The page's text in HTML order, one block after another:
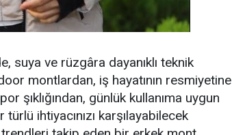
suya ve rüzgâra dayanıklı teknik
montlardan, iş hayatının resmiyetine
şıklığından, günlük kullanıma uygun
ihtiyacınızı karşılayabilecek